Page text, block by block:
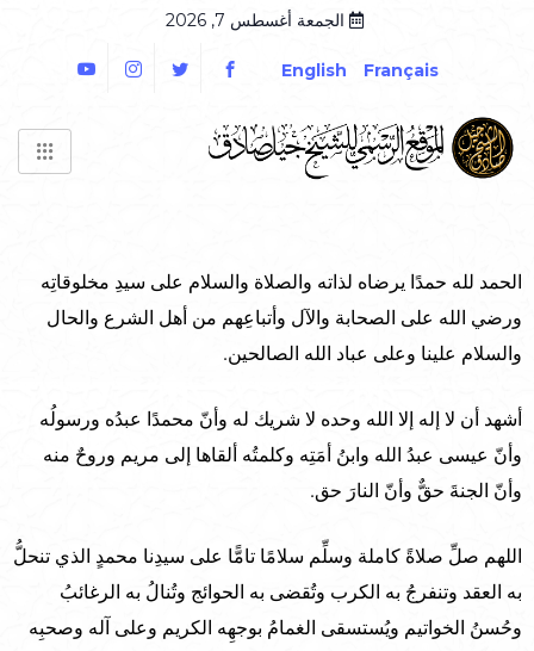
الجمعة أغسطس 7, 2026
Français
English
الحمد لله حمدًا يرضاه لذاته والصلاة والسلام على سيدِ مخلوقاتِه
ورضي الله على الصحابة والآل وأتباعِهم من أهل الشرع والحال
والسلام علينا وعلى عباد الله الصالحين.
أشهد أن لا إله إلا الله وحده لا شريك له وأنّ محمدًا عبدُه ورسولُه
وأنّ عيسى عبدُ الله وابنُ أمَتِه وكلمتُه ألقاها إلى مريم وروحٌ منه
وأنّ الجنةَ حقٌّ وأنّ النارَ حق.
اللهم صلِّ صلاةً كاملة وسلِّم سلامًا تامًّا على سيدِنا محمدٍ الذي تنحلُّ
به العقد وتنفرجُ به الكرب وتُقضى به الحوائج وتُنالُ به الرغائبُ
وحُسنُ الخواتيم ويُستسقى الغمامُ بوجهِه الكريم وعلى آله وصحبِه